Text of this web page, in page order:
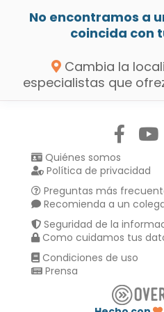
No encontramos a
coincida con
Cambia la
especialistas que
Quiénes somos
Política de privacidad
Preguntas más
Recomienda a un
Seguridad de la
Como cuidamos tus
Condiciones de uso
Prensa